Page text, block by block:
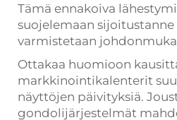
Tämä ennakoiva
suojelemaan sijoitustanne
varmistetaan
Ottakaa huomioon
markkinointikalenterit
näyttöjen päivityksiä.
gondolijärjestelmät